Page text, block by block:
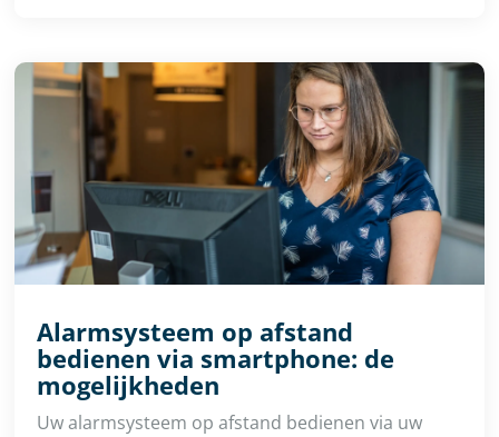
Alarmsysteem op afstand
bedienen via smartphone: de
mogelijkheden
Uw alarmsysteem op afstand bedienen via uw